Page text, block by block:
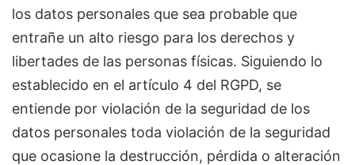
los datos personales que sea probable que
entrañe un alto riesgo para los derechos y
libertades de las personas físicas. Siguiendo lo
establecido en el artículo 4 del RGPD, se
entiende por violación de la seguridad de los
datos personales toda violación de la seguridad
que ocasione la destrucción, pérdida o alteración